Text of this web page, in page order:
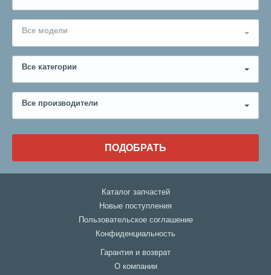
Все модели
Все категории
Все производители
ПОДОБРАТЬ
Каталог запчастей
Новые поступления
Пользовательское соглашение
Конфиденциальность
Гарантия и возврат
О компании